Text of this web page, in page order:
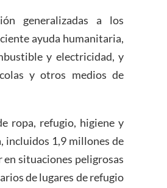
generalizadas a los
ayuda humanitaria,
y electricidad, y
y otros medios de
ropa, refugio, higiene y
incluidos 1,9 millones de
situaciones peligrosas
de lugares de refugio